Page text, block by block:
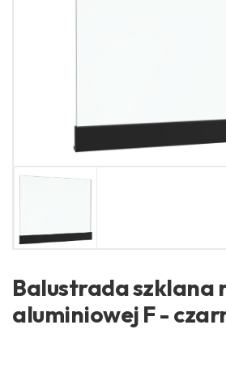
Balustrada szklana
aluminiowej F -